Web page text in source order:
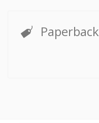
Paperback